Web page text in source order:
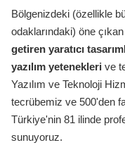
Bölgenizdeki (özellikle
odaklarındaki) öne
getiren yaratıcı
yazılım yetenekleri ve
Yazılım ve Teknoloji
tecrübemiz ve 500'den
Türkiye'nin 81 ilinde
sunuyoruz.